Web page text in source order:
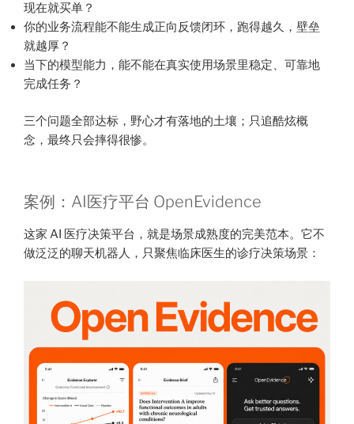
现在就买单？
你的业务流程能不能生成正向反馈闭环，跑得越久，壁垒
就越厚？
当下的模型能力，能不能在真实使用场景里稳定、可靠地
完成任务？
三个问题全部达标，野心才有落地的土壤；只追酷炫概
念，最终只会摔得很惨。
案例：AI医疗平台 OpenEvidence
这家 AI 医疗决策平台，就是场景成熟度的完美范本。它不
做泛泛的聊天机器人，只聚焦临床医生的诊疗决策场景：